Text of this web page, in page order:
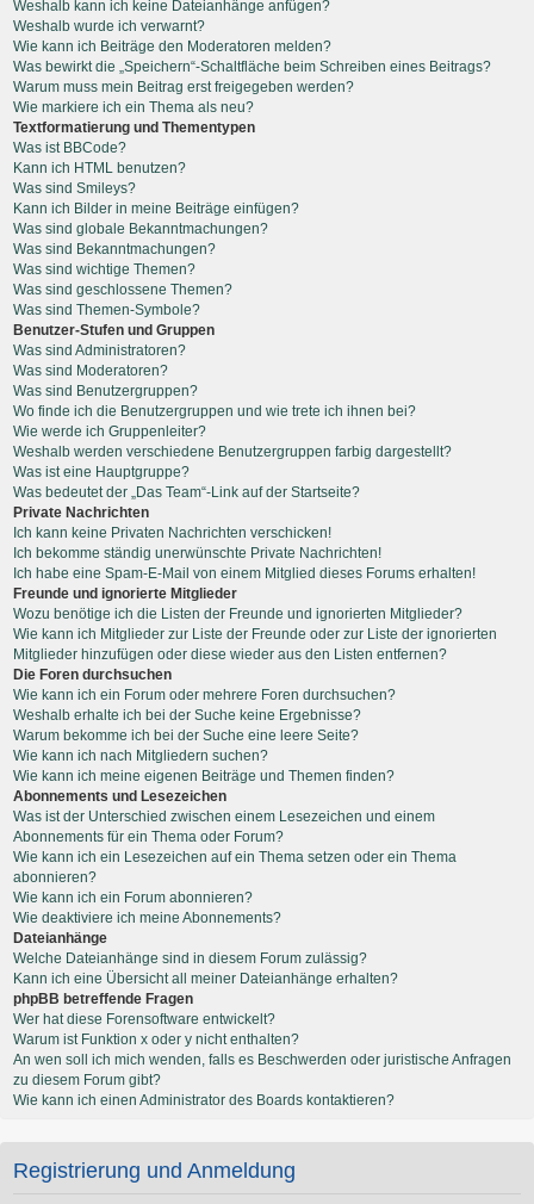
Weshalb kann ich keine Dateianhänge anfügen?
Weshalb wurde ich verwarnt?
Wie kann ich Beiträge den Moderatoren melden?
Was bewirkt die „Speichern“-Schaltfläche beim Schreiben eines Beitrags?
Warum muss mein Beitrag erst freigegeben werden?
Wie markiere ich ein Thema als neu?
Textformatierung und Thementypen
Was ist BBCode?
Kann ich HTML benutzen?
Was sind Smileys?
Kann ich Bilder in meine Beiträge einfügen?
Was sind globale Bekanntmachungen?
Was sind Bekanntmachungen?
Was sind wichtige Themen?
Was sind geschlossene Themen?
Was sind Themen-Symbole?
Benutzer-Stufen und Gruppen
Was sind Administratoren?
Was sind Moderatoren?
Was sind Benutzergruppen?
Wo finde ich die Benutzergruppen und wie trete ich ihnen bei?
Wie werde ich Gruppenleiter?
Weshalb werden verschiedene Benutzergruppen farbig dargestellt?
Was ist eine Hauptgruppe?
Was bedeutet der „Das Team“-Link auf der Startseite?
Private Nachrichten
Ich kann keine Privaten Nachrichten verschicken!
Ich bekomme ständig unerwünschte Private Nachrichten!
Ich habe eine Spam-E-Mail von einem Mitglied dieses Forums erhalten!
Freunde und ignorierte Mitglieder
Wozu benötige ich die Listen der Freunde und ignorierten Mitglieder?
Wie kann ich Mitglieder zur Liste der Freunde oder zur Liste der ignorierten
Mitglieder hinzufügen oder diese wieder aus den Listen entfernen?
Die Foren durchsuchen
Wie kann ich ein Forum oder mehrere Foren durchsuchen?
Weshalb erhalte ich bei der Suche keine Ergebnisse?
Warum bekomme ich bei der Suche eine leere Seite?
Wie kann ich nach Mitgliedern suchen?
Wie kann ich meine eigenen Beiträge und Themen finden?
Abonnements und Lesezeichen
Was ist der Unterschied zwischen einem Lesezeichen und einem
Abonnements für ein Thema oder Forum?
Wie kann ich ein Lesezeichen auf ein Thema setzen oder ein Thema
abonnieren?
Wie kann ich ein Forum abonnieren?
Wie deaktiviere ich meine Abonnements?
Dateianhänge
Welche Dateianhänge sind in diesem Forum zulässig?
Kann ich eine Übersicht all meiner Dateianhänge erhalten?
phpBB betreffende Fragen
Wer hat diese Forensoftware entwickelt?
Warum ist Funktion x oder y nicht enthalten?
An wen soll ich mich wenden, falls es Beschwerden oder juristische Anfragen
zu diesem Forum gibt?
Wie kann ich einen Administrator des Boards kontaktieren?
Registrierung und Anmeldung